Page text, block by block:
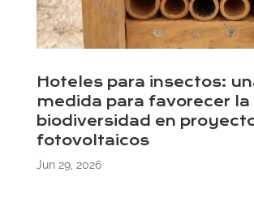
Hoteles para insectos:
medida para favorecer la
biodiversidad en
fotovoltaicos
Jun 29, 2026